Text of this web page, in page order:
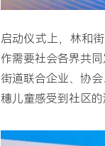
启动仪式上，林和
作需要社会各界共
街道联合企业、协
穗儿童感受到社区